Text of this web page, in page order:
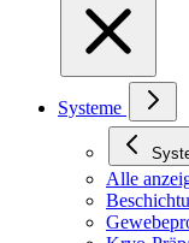
Systeme
Alle